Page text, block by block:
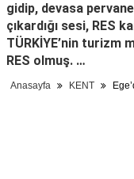
gidip, devasa
çıkardığı sesi, RES
TÜRKİYE’nin turizm
RES olmuş. …
Anasayfa KENT